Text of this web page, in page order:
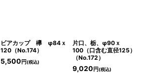
ビアカップ 欅 φ84ｘ
120（No.174）
5,500 円(税込)
片口、栃、φ90ｘ
100（口含む直径125）
（No.172）
9,020 円(税込)